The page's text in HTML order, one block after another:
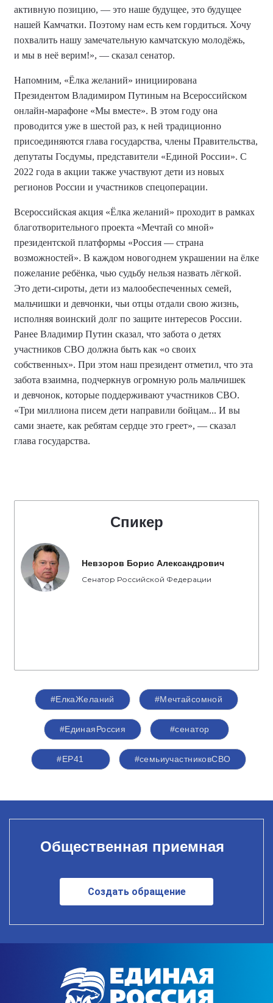
активную позицию, — это наше будущее, это будущее
нашей Камчатки. Поэтому нам есть кем гордиться. Хочу
похвалить нашу замечательную камчатскую молодёжь,
и мы в неё верим!», — сказал сенатор.
Напомним, «Ёлка желаний» инициирована
Президентом Владимиром Путиным на Всероссийском
онлайн-марафоне «Мы вместе». В этом году она
проводится уже в шестой раз, к ней традиционно
присоединяются глава государства, члены Правительства,
депутаты Госдумы, представители «Единой России». С
2022 года в акции также участвуют дети из новых
регионов России и участников спецоперации.
Всероссийская акция «Ёлка желаний» проходит в рамках
благотворительного проекта «Мечтай со мной»
президентской платформы «Россия — страна
возможностей». В каждом новогоднем украшении на ёлке
пожелание ребёнка, чью судьбу нельзя назвать лёгкой.
Это дети-сироты, дети из малообеспеченных семей,
мальчишки и девчонки, чьи отцы отдали свою жизнь,
исполняя воинский долг по защите интересов России.
Ранее Владимир Путин сказал, что забота о детях
участников СВО должна быть как «о своих
собственных». При этом наш президент отметил, что эта
забота взаимна, подчеркнув огромную роль мальчишек
и девчонок, которые поддерживают участников СВО.
«Три миллиона писем дети направили бойцам... И вы
сами знаете, как ребятам сердце это греет», — сказал
глава государства.
Спикер
Невзоров Борис Александрович
Сенатор Российской Федерации
#ЕлкаЖеланий #Мечтайсомной
#‎ЕдинаяРоссия #сенатор
#ЕР41 #семьиучастниковСВО
Общественная приемная
Создать обращение